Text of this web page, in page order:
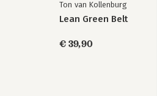
Ton van Kollenburg
Lean Green Belt
€ 39,90